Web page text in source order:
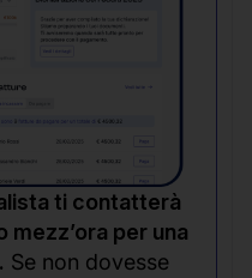
ti contatterà
per una
Se non dovesse